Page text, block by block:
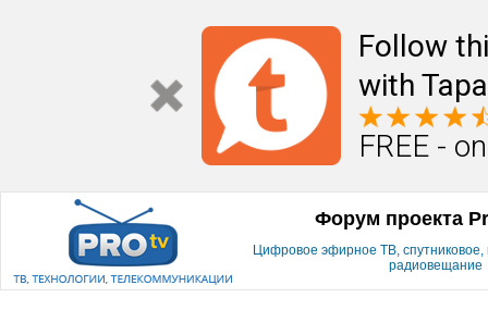
Follow
with
FREE -
Форум проекта
Цифровое эфирное ТВ, спутниковое,
радиовещание